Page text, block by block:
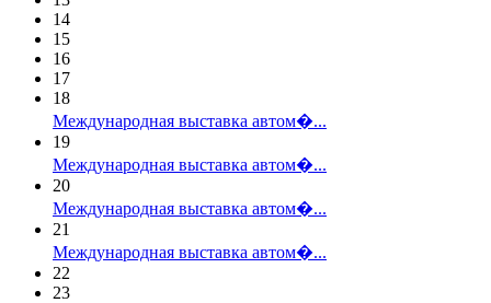
14
15
16
17
18
Международная выставка автом�...
19
Международная выставка автом�...
20
Международная выставка автом�...
21
Международная выставка автом�...
22
23